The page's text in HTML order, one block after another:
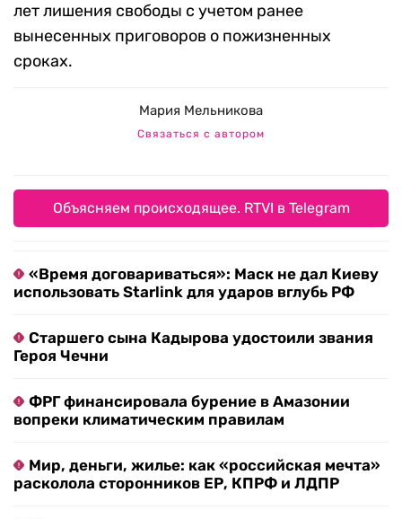
лет лишения свободы с учетом ранее
вынесенных приговоров о пожизненных
сроках.
Мария Мельникова
Связаться с автором
Объясняем происходящее. RTVI в Telegram
«Время договариваться»: Маск не дал Киеву
использовать Starlink для ударов вглубь РФ
Старшего сына Кадырова удостоили звания
Героя Чечни
ФРГ финансировала бурение в Амазонии
вопреки климатическим правилам
Мир, деньги, жилье: как «российская мечта»
расколола сторонников ЕР, КПРФ и ЛДПР